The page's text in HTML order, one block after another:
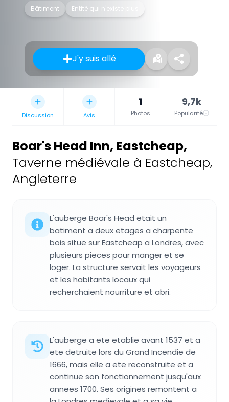
Bâtiment Entité qui n'existe plus
J'y suis allé
Discussion Avis
1
Photos
9,7k
Popularité
Boar's Head Inn, Eastcheap,
Taverne médiévale à Eastcheap,
Angleterre
L'auberge Boar's Head etait un
batiment a deux etages a charpente
bois situe sur Eastcheap a Londres, avec
plusieurs pieces pour manger et se
loger. La structure servait les voyageurs
et les habitants locaux qui
recherchaient nourriture et abri.
L'auberge a ete etablie avant 1537 et a
ete detruite lors du Grand Incendie de
1666, mais elle a ete reconstruite et a
continue son fonctionnement jusqu'aux
annees 1700. Ses origines remontent a